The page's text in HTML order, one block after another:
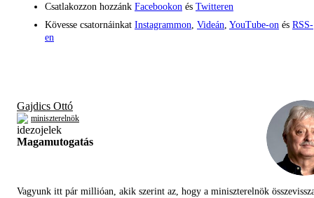
Csatlakozzon hozzánk Facebookon és Twitteren
Kövesse csatornáinkat Instagrammon Videán YouTube-on és RSS-
en
Gajdics Ottó
miniszterelnök
Magamutogatás
Vagyunk itt pár millióan, akik szerint az, hogy a miniszterelnök